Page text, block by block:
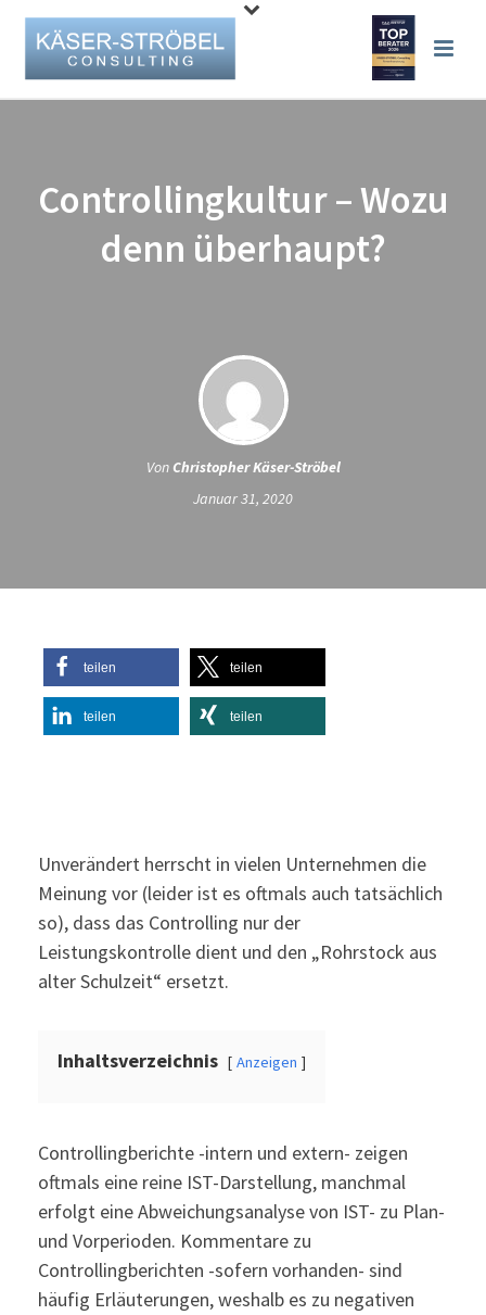
Controllingkultur – Wozu
denn überhaupt?
Von Christopher Käser-Ströbel
Januar 31, 2020
teilen teilen
teilen teilen
Unverändert herrscht in vielen Unternehmen die
Meinung vor (leider ist es oftmals auch tatsächlich
so), dass das Controlling nur der
Leistungskontrolle dient und den „Rohrstock aus
alter Schulzeit“ ersetzt.
Inhaltsverzeichnis Anzeigen
Controllingberichte -intern und extern- zeigen
oftmals eine reine IST-Darstellung, manchmal
erfolgt eine Abweichungsanalyse von IST- zu Plan-
und Vorperioden. Kommentare zu
Controllingberichten -sofern vorhanden- sind
häufig Erläuterungen, weshalb es zu negativen